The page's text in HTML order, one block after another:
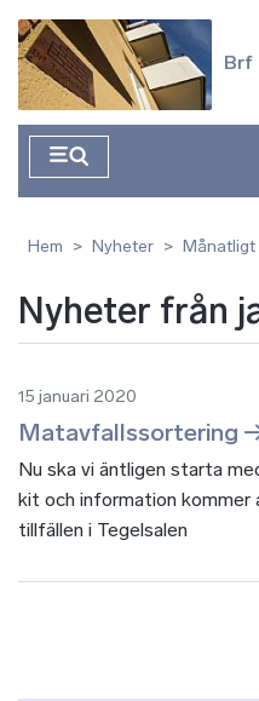
Brf
Hem Nyheter Månatligt
Nyheter från
15 januari 2020
Matavfallssortering
Nu ska vi äntligen starta
kit och information
tillfällen i Tegelsalen